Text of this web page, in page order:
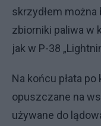
skrzydłem można
zbiorniki paliwa w
jak w P-38
Na końcu płata
opuszczane na
używane do